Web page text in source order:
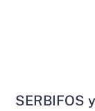
SERBIFOS